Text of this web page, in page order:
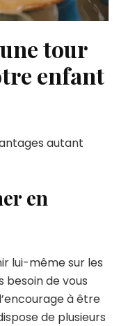
tour
enfant
autant
en
lui-même sur les
besoin de vous
à être
de plusieurs